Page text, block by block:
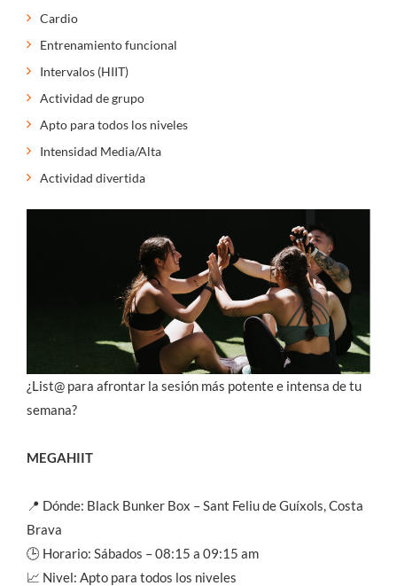
Cardio
Entrenamiento funcional
Intervalos (HIIT)
Actividad de grupo
Apto para todos los niveles
Intensidad Media/Alta
Actividad divertida
¿List@ para afrontar la sesión más potente e intensa de tu
semana?
MEGAHIIT
📍 Dónde: Black Bunker Box – Sant Feliu de Guíxols, Costa
Brava
🕒 Horario: Sábados – 08:15 a 09:15 am
📈 Nivel: Apto para todos los niveles